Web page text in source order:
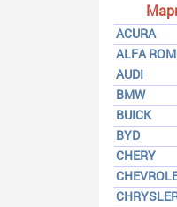
ACURA
ALFA
AUDI
BMW
BUICK
BYD
CHERY